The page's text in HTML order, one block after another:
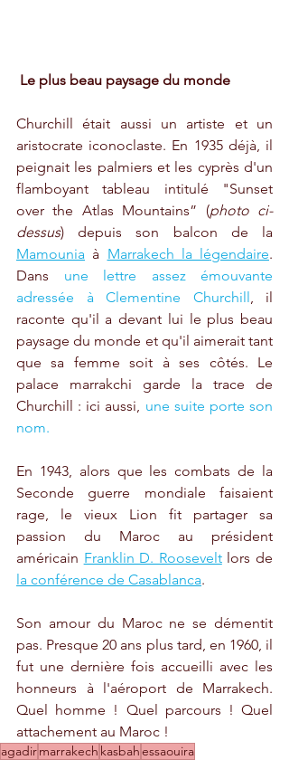
Le plus beau paysage du monde
Churchill était aussi un artiste et un
aristocrate iconoclaste. En 1935 déjà, il
peignait les palmiers et les cyprès d'un
flamboyant tableau intitulé "Sunset
over the Atlas Mountains” (photo ci-
dessus
Mamounia à Marrakech la légendaire.
Dans une lettre assez émouvante
adressée à Clementine Churchill , il
raconte qu'il a devant lui le plus beau
paysage du monde et qu'il aimerait tant
que sa femme soit à ses côtés. Le
palace marrakchi garde la trace de
Churchill : ici aussi, une suite porte son
nom.
En 1943, alors que les combats de la
Seconde guerre mondiale faisaient
rage, le vieux Lion fit partager sa
passion du Maroc au président
américain Franklin D. Roosevelt
la conférence de Casablanca.
Son amour du Maroc ne se démentit
pas. Presque 20 ans plus tard, en 1960, il
fut une dernière fois accueilli avec les
honneurs à l'aéroport de Marrakech.
Quel homme ! Quel parcours ! Quel
attachement au Maroc !
agadirmarrakech kasbahessaouira